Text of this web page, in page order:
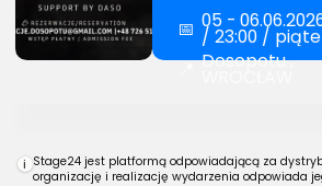
📅 05 -
/ 23:00 /
Dosopotu ,
i Stage24 jest platformą odpowiadającą za
organizację i realizację wydarzenia odpowiada